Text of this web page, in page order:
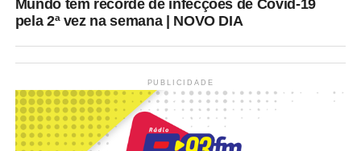
Mundo tem recorde de infecções de Covid-19
pela 2ª vez na semana | NOVO DIA
PUBLICIDADE